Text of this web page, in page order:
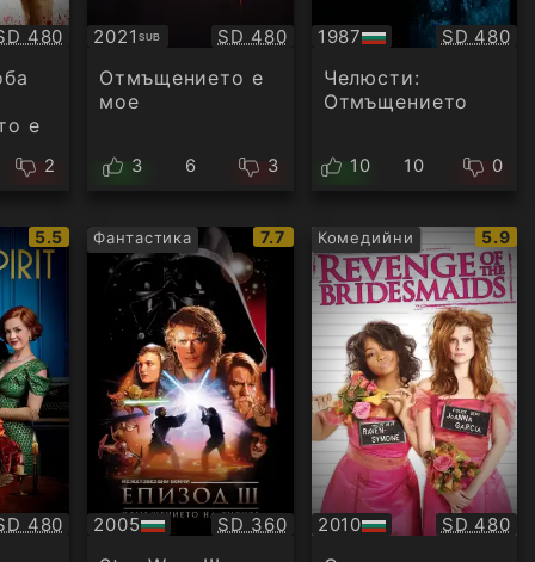
480
е
2
2021 SUB
Субтитри Качество:
SD 480
Отмъщението е
мое
3 6 3
1987
БГ
аудио
SD 480
Челюсти:
Отмъщението
10 10 0
IMDb
рейтинг:
5.5
480
Фантастика
IMDb
рейтинг:
7.7
2005
БГ
аудио
Качество:
SD 360
Комедийни
IMDb
5.9
2010
БГ
аудио
SD 480